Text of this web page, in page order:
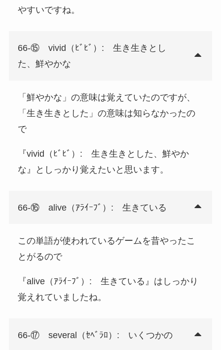
やすいですね。
66-⑮ vivid（ﾋﾞﾋﾞ）: 生き生きとし
た、鮮やかな
「鮮やかな」の意味は覚えていたのですが、
「生き生きとした」の意味は知らなかったの
で
『vivid（ﾋﾞﾋﾞ）: 生き生きとした、鮮やか
な』としっかり覚えたいと思います。
66-⑯ alive（ｱﾗｲｰﾌﾞ）: 生きている
この単語が使われているゲームを昔やったこ
とがるので
『alive（ｱﾗｲｰﾌﾞ）: 生きている』はしっかり
覚えれていましたね。
66-⑰ several（ｾﾍﾞﾗﾛ）: いくつかの